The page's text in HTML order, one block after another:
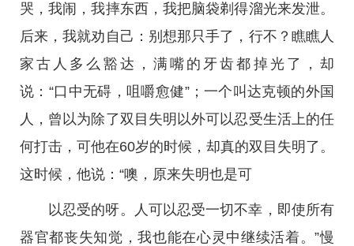
哭，我闹，我摔东西，我把脑袋剃得溜光来发泄。
后来，我就劝自己：别想那只手了，行不？瞧瞧人
家古人多么豁达，满嘴的牙齿都掉光了，却
说：“口中无碍，咀嚼愈健”；一个叫达克顿的外国
人，曾以为除了双目失明以外可以忍受生活上的任
何打击，可他在60岁的时候，却真的双目失明了。
这时候，他说：“噢，原来失明也是可
以忍受的呀。人可以忍受一切不幸，即使所有
器官都丧失知觉，我也能在心灵中继续活着。”慢